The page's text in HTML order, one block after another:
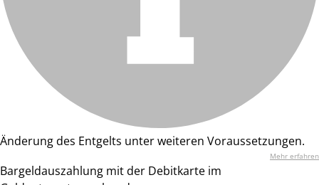
Änderung des Entgelts unter weiteren Voraussetzungen.
Mehr erfahren
Bargeldauszahlung mit der Debitkarte im